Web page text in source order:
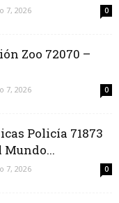
7, 2026 0
Zoo 72070 –
7, 2026 0
Policía 71873
7, 2026 0